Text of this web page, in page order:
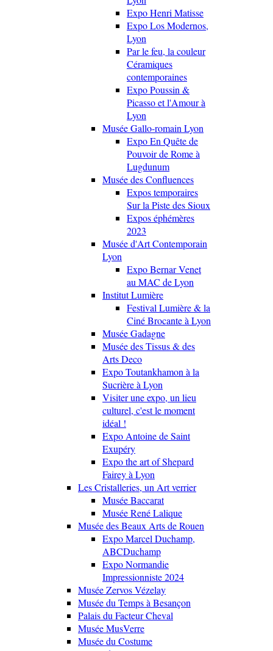
Expo Henri Matisse
Expo Los Modernos,
Lyon
Par le feu, la couleur
Céramiques
contemporaines
Expo Poussin &
Picasso et l'Amour à
Lyon
Musée Gallo-romain Lyon
Expo En Quête de
Pouvoir de Rome à
Lugdunum
Musée des Confluences
Expos temporaires
Sur la Piste des Sioux
Expos éphémères
2023
Musée d'Art Contemporain
Lyon
Expo Bernar Venet
au MAC de Lyon
Institut Lumière
Festival Lumière & la
Ciné Brocante à Lyon
Musée Gadagne
Musée des Tissus & des
Arts Deco
Expo Toutankhamon à la
Sucrière à Lyon
Visiter une expo, un lieu
culturel, c'est le moment
idéal !
Expo Antoine de Saint
Exupéry
Expo the art of Shepard
Fairey à Lyon
Les Cristalleries, un Art verrier
Musée Baccarat
Musée René Lalique
Musée des Beaux Arts de Rouen
Expo Marcel Duchamp,
ABCDuchamp
Expo Normandie
Impressionniste 2024
Musée Zervos Vézelay
Musée du Temps à Besançon
Palais du Facteur Cheval
Musée MusVerre
Musée du Costume